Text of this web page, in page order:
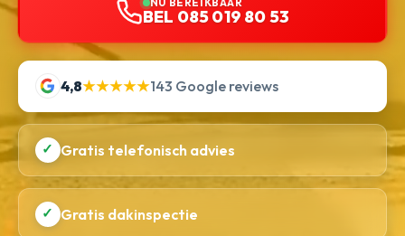
BEL 085 019 80 53
4,8★★★★★143 Google reviews
✓ Gratis telefonisch advies
✓ Gratis dakinspectie